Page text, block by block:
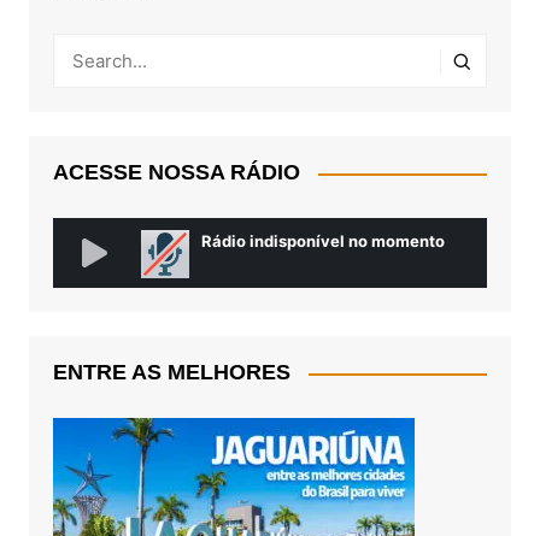
ACESSE NOSSA RÁDIO
ENTRE AS MELHORES